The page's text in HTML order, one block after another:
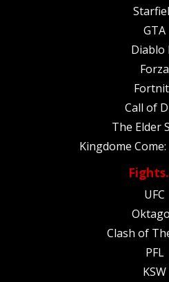
GTA
Diablo
Forza
Call of
The Elder
Kingdome
UFC
Clash of
PFL
KSW